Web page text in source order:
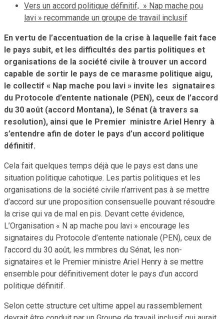
Vers un accord politique définitif, » Nap mache pou
lavi » recommande un groupe de travail inclusif
En vertu de l’accentuation de la crise à laquelle fait face
le pays subit, et les difficultés des partis politiques et
organisations de la société civile à trouver un accord
capable de sortir le pays de ce marasme politique aigu,
le collectif « Nap mache pou lavi » invite les signataires
du Protocole d’entente nationale (PEN), ceux de l’accord
du 30 août (accord Montana), le Sénat (à travers sa
resolution), ainsi que le Premier ministre Ariel Henry à
s’entendre afin de doter le pays d’un accord politique
définitif.
Cela fait quelques temps déjà que le pays est dans une
situation politique cahotique. Les partis politiques et les
organisations de la société civile n’arrivent pas à se mettre
d’accord sur une proposition consensuelle pouvant résoudre
la crise qui va de mal en pis. Devant cette évidence,
L’Organisation « N ap mache pou lavi » encourage les
signataires du Protocole d’entente nationale (PEN), ceux de
l’accord du 30 août, les mrmbres du Sénat, les non-
signataires et le Premier ministre Ariel Henry à se mettre
ensemble pour définitivement doter le pays d’un accord
politique définitif.
Selon cette structure cet ultime appel au rassemblement